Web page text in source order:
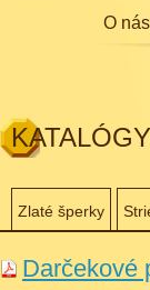
O nás
KATALÓGY
Zlaté šperky
Darčekové